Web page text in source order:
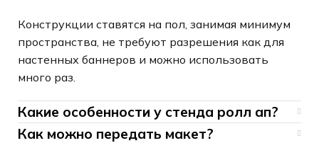
Конструкции ставятся на пол, занимая минимум
пространства, не требуют разрешения как для
настенных баннеров и можно использовать
много раз.
Какие особенности у стенда ролл ап?
Как можно передать макет?